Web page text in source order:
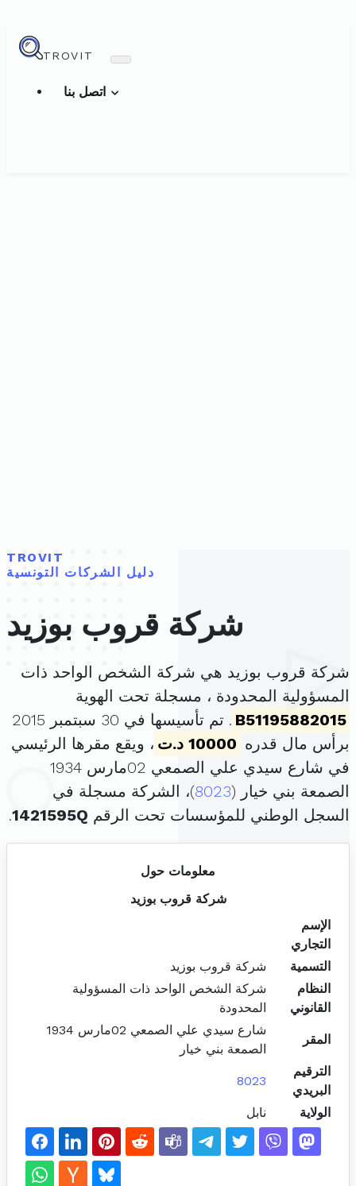
TROVIT
TROVIT
دليل الشركات التونسية
شركة قروب بوزيد
شركة قروب بوزيد هي شركة الشخص الواحد ذات
المسؤولية المحدودة ، مسجلة تحت الهوية
B51195882015
. تم تأسيسها في 30 سبتمبر 2015
برأس مال قدره 10000 د.ت
، ويقع مقرها الرئيسي
في شارع سيدي علي الصمعي 02مارس 1934
الصمعة بني خيار (8023)، الشركة مسجلة في
السجل الوطني للمؤسسات تحت الرقم 1421595Q
.
معلومات حول
شركة قروب بوزيد
الإسم
التجاري
التسمية
شركة قروب بوزيد
النظام
القانوني
شركة الشخص الواحد ذات المسؤولية
المحدودة
المقر
شارع سيدي علي الصمعي 02مارس 1934
الصمعة بني خيار
الترقيم
البريدي
8023
الولاية نابل